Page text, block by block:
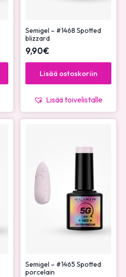
Semigel – #1468 Spotted
blizzard
9,90€
Lisää ostoskoriin
Lisää toivelistalle
Semigel – #1465 Spotted
porcelain